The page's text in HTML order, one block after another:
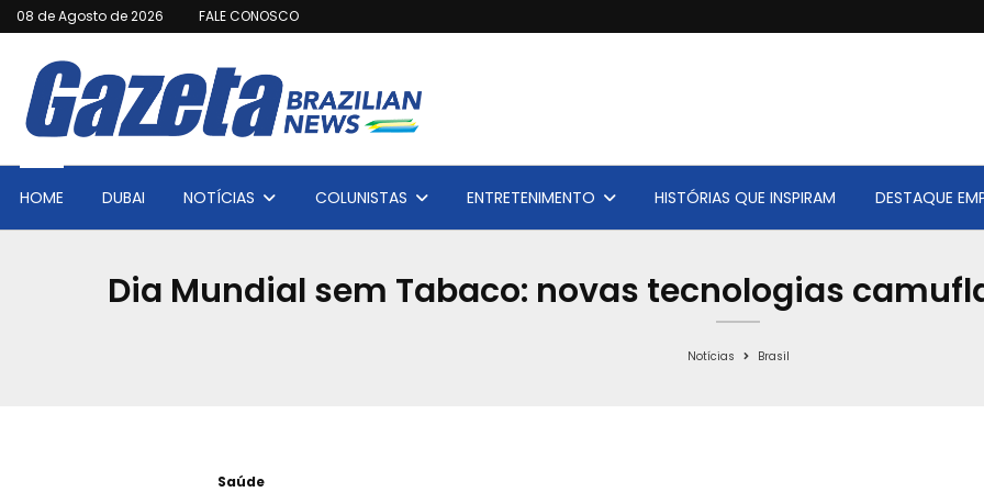
08 de Agosto de 2026 FALE CONOSCO
HOME DUBAI NOTÍCIAS COLUNISTAS ENTRETENIMENTO HISTÓRIAS QUE INSPIRAM DESTAQUE
Dia Mundial sem Tabaco: novas tecnologias
Notícias Brasil
Saúde